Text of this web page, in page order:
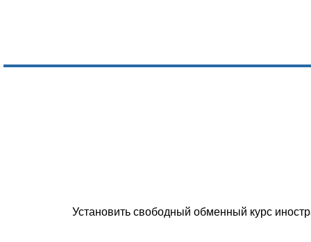
Установить свободный обменный курс